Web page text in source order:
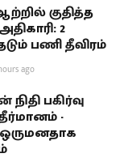
குதித்த
2
பணி தீவிரம்
ago
பகிர்வு
தீர்மானம் -